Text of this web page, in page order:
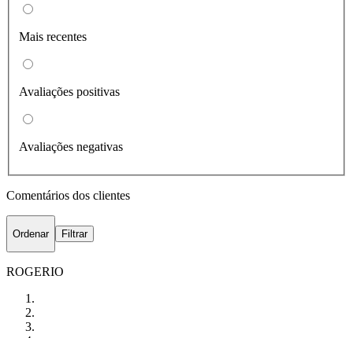
Mais recentes
Avaliações positivas
Avaliações negativas
Comentários dos clientes
Ordenar Filtrar
ROGERIO